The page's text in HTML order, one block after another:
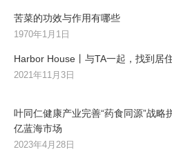
苦菜的功效与作用有哪些
1970年1月1日
Harbor House丨与TA一起，找到居
2021年11月3日
叶同仁健康产业完善“药食同源”战略
亿蓝海市场
2023年4月28日